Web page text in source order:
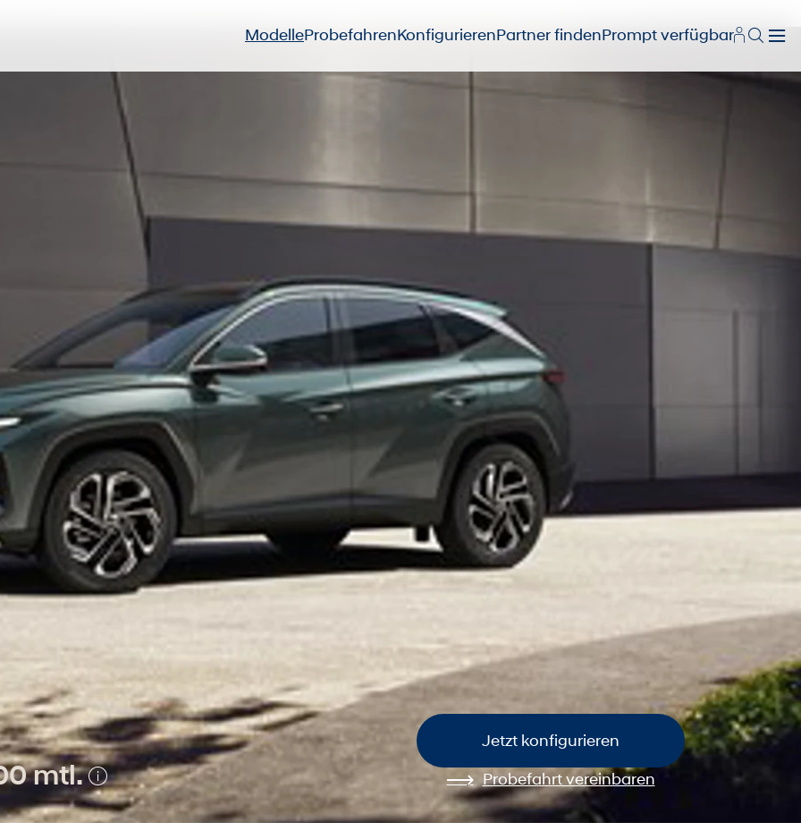
ModelleProbefahrenKonfigurierenPartner findenPrompt verfügbar
mtl.
Jetzt konfigurieren
Probefahrt vereinbaren